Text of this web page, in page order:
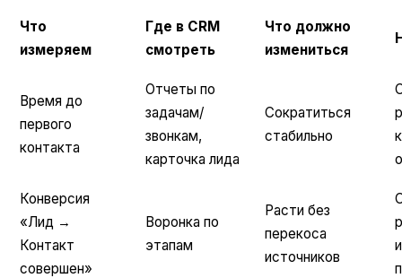
Что
измеряем
Где в CRM
смотреть
Что должно
измениться
Время до
первого
контакта
Отчеты по
задачам/
звонкам,
карточка лида
Сократиться
стабильно
Конверсия
«Лид →
Контакт
совершен»
Воронка по
этапам
Расти без
перекоса
источников